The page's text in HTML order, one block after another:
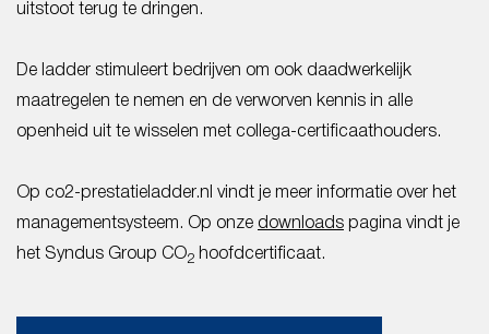
uitstoot terug te dringen.
De ladder stimuleert bedrijven om ook daadwerkelijk
maatregelen te nemen en de verworven kennis in alle
openheid uit te wisselen met collega-certificaathouders.
Op co2-prestatieladder.nl vindt je meer informatie over het
managementsysteem. Op onze downloads pagina vindt je
het Syndus Group CO2 hoofdcertificaat.